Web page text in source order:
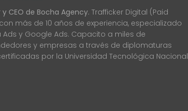
y CEO de Bocha Agency. Trafficker Digital (Paid
más de 10 años de experiencia, especializado
Ads y Google Ads. Capacito a miles de
y empresas a través de diplomaturas
por la Universidad Tecnológica Nacional